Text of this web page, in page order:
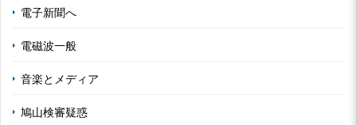
電子新聞へ
電磁波一般
音楽とメディア
鳩山検審疑惑